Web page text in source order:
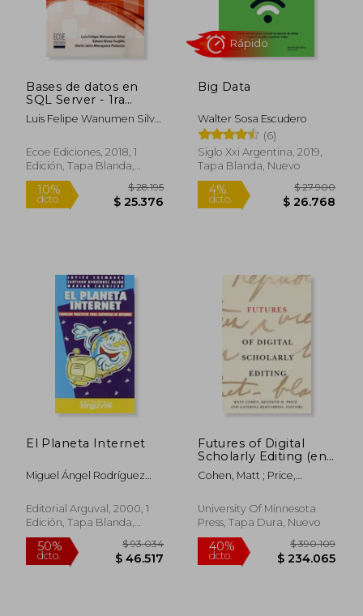
Bases de datos en
SQL Server - 1ra
edición
Luis Felipe Wanumen Silva,
Jairo Mosquera Palacios
Ecoe Ediciones, 2018, 1
Edición, Tapa Blanda,
Nuevo
10%
dcto. $ 25.376
Big Data
Walter Sosa Escudero
(6)
Siglo Xxi Argentina, 2019,
Tapa Blanda, Nuevo
4%
dcto.
El Planeta Internet
Miguel Ángel Rodríguez
Cremades,Marian Carnicer
Cañada
Editorial Arguval, 2000, 1
Edición, Tapa Blanda,
Usado
Futures of Digital
Scholarly Editing (en
Inglés)
Cohen, Matt ; Price,
Caterina
University Of Minnesota
Press, Tapa Dura, Nuevo